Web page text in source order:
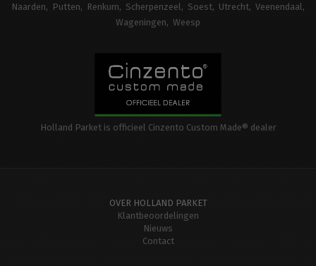
Naarden
Putten Renkum Scherpenzeel Soest Utrecht Veenendaal
Wageningen
Weesp
Holland Parket is officieel Cinzento Custom Made® dealer
OVER HOLLAND PARKET
Klantbeoordelingen
Nieuws
Contact